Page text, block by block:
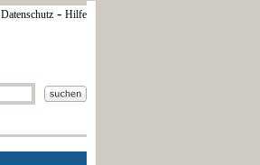
Datenschutz - Hilfe